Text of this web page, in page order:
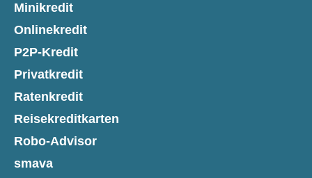
Minikredit
Onlinekredit
P2P-Kredit
Privatkredit
Ratenkredit
Reisekreditkarten
Robo-Advisor
smava